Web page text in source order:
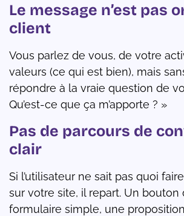
Le message n’est pas
client
Vous parlez de vous, de votre
valeurs (ce qui est bien), mais
répondre à la vraie question de
Qu’est-ce que ça m’apporte ? »
Pas de parcours de
clair
Si l’utilisateur ne sait pas quoi
sur votre site, il repart. Un bouton
formulaire simple, une proposition